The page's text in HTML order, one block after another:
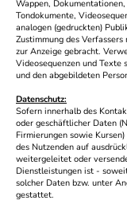
Wappen,
Tondokumente,
analogen (gedruckten)
Zustimmung des
zur Anzeige gebracht.
Videosequenzen und Texte
und den abgebildeten
Datenschutz:
Sofern innerhalb des
oder geschäftlicher Daten
Firmierungen sowie
des Nutzenden auf
weitergeleitet oder
Dienstleistungen ist -
solcher Daten bzw. unter
gestattet.